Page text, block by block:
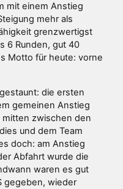
mit einem Anstieg
mehr als
grenzwertigst
6 Runden, gut 40
Motto für heute: vorne
die ersten
gemeinen Anstieg
zwischen den
und dem Team
doch: am Anstieg
Abfahrt wurde die
waren es gut
gegeben, wieder